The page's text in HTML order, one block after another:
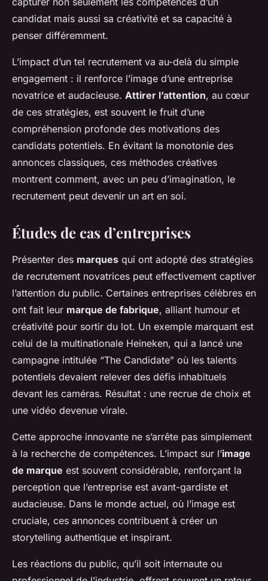
candidat mais aussi sa créativité et sa capacité à
penser différemment.
L’impact d’un tel recrutement va au-delà du simple
engagement : il renforce l’image d’une entreprise
novatrice et audacieuse. Attirer l’attention, au cœur
de ces stratégies, est souvent le fruit d’une
compréhension profonde des motivations des
candidats potentiels. En évitant la monotonie des
annonces classiques, ces méthodes créatives
montrent comment, avec un peu d’imagination, le
recrutement peut devenir un art en soi.
Études de cas d’entreprises
Présenter des marques qui ont adopté des stratégies
de recrutement novatrices peut effectivement captiver
l’attention du public. Certaines entreprises célèbres en
ont fait leur marque de fabrique, alliant humour et
créativité pour sortir du lot. Un exemple marquant est
celui de la multinationale Heineken, qui a lancé une
campagne intitulée “The Candidate” où les talents
potentiels devaient relever des défis inhabituels
devant les caméras. Résultat : une recrue de choix et
une vidéo devenue virale.
Cette approche innovante ne s’arrête pas simplement
à la recherche de compétences. L’impact sur l’image
de marque est souvent considérable, renforçant la
perception que l’entreprise est avant-gardiste et
audacieuse. Dans le monde actuel, où l’image est
cruciale, ces annonces contribuent à créer un
storytelling authentique et inspirant.
Les réactions du public, qu’il soit internaute ou